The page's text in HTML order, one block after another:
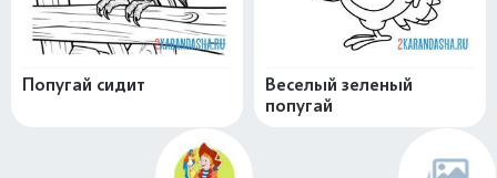
Попугай сидит
Веселый зеленый
попугай